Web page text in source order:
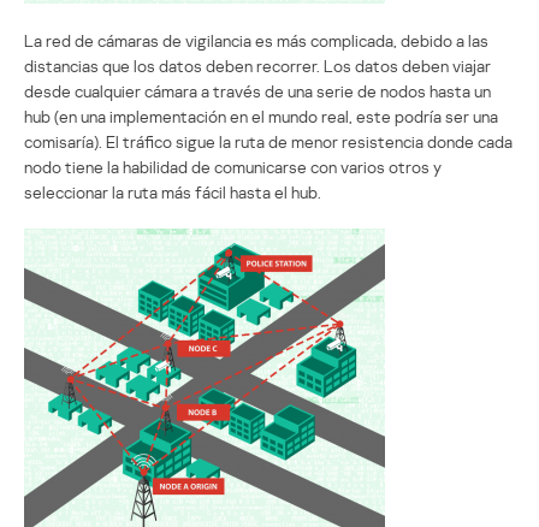
La red de cámaras de vigilancia es más complicada, debido a las
distancias que los datos deben recorrer. Los datos deben viajar
desde cualquier cámara a través de una serie de nodos hasta un
hub (en una implementación en el mundo real, este podría ser una
comisaría). El tráfico sigue la ruta de menor resistencia donde cada
nodo tiene la habilidad de comunicarse con varios otros y
seleccionar la ruta más fácil hasta el hub.